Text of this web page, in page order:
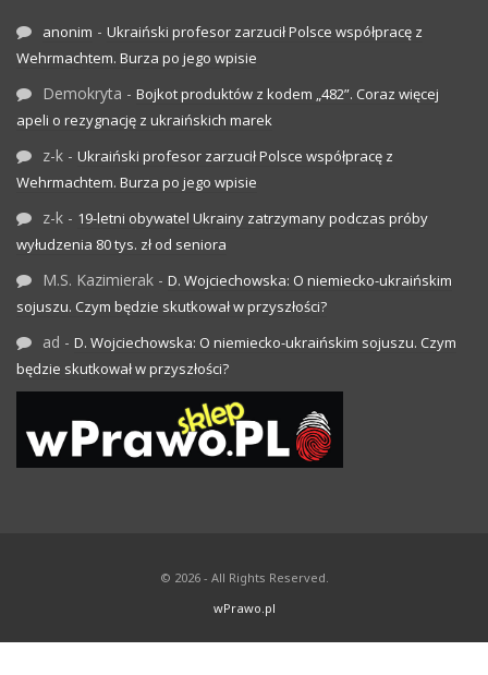
anonim - Ukraiński profesor zarzucił Polsce współpracę z
Wehrmachtem. Burza po jego wpisie
Demokryta - Bojkot produktów z kodem „482”. Coraz więcej
apeli o rezygnację z ukraińskich marek
z-k - Ukraiński profesor zarzucił Polsce współpracę z
Wehrmachtem. Burza po jego wpisie
z-k - 19-letni obywatel Ukrainy zatrzymany podczas próby
wyłudzenia 80 tys. zł od seniora
M.S. Kazimierak - D. Wojciechowska: O niemiecko-ukraińskim
sojuszu. Czym będzie skutkował w przyszłości?
ad - D. Wojciechowska: O niemiecko-ukraińskim sojuszu. Czym
będzie skutkował w przyszłości?
© 2026 - All Rights Reserved.
wPrawo.pl